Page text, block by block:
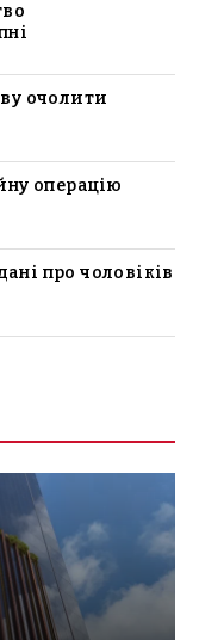
очолити
операцію
про чоловіків